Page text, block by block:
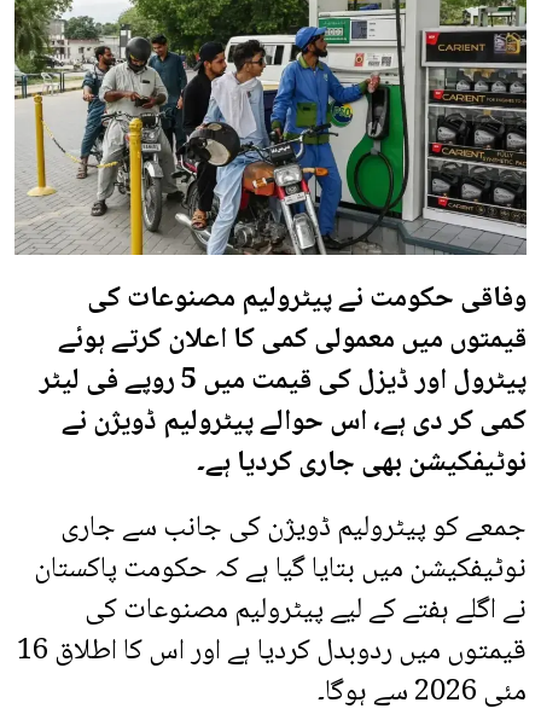
وفاقی حکومت نے پیٹرولیم مصنوعات کی
قیمتوں میں معمولی کمی کا اعلان کرتے ہوئے
پیٹرول اور ڈیزل کی قیمت میں 5 روپے فی لیٹر
کمی کر دی ہے، اس حوالے پیٹرولیم ڈویژن نے
نوٹیفکیشن بھی جاری کردیا ہے۔
جمعے کو پیٹرولیم ڈویژن کی جانب سے جاری
نوٹیفکیشن میں بتایا گیا ہے کہ حکومت پاکستان
نے اگلے ہفتے کے لیے پیٹرولیم مصنوعات کی
قیمتوں میں ردوبدل کردیا ہے اور اس کا اطلاق 16
مئی 2026 سے ہوگا۔